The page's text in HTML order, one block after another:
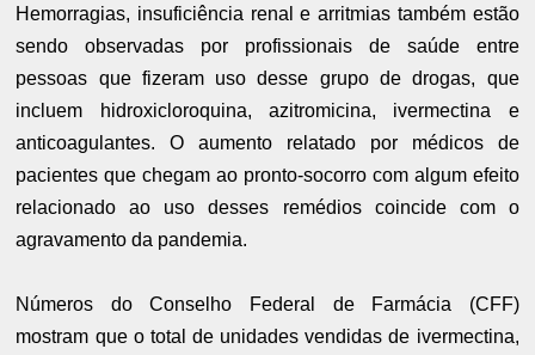
Hemorragias, insuficiência renal e arritmias também estão
sendo observadas por profissionais de saúde entre
pessoas que fizeram uso desse grupo de drogas, que
incluem hidroxicloroquina, azitromicina, ivermectina e
anticoagulantes. O aumento relatado por médicos de
pacientes que chegam ao pronto-socorro com algum efeito
relacionado ao uso desses remédios coincide com o
agravamento da pandemia.
Números do Conselho Federal de Farmácia (CFF)
mostram que o total de unidades vendidas de ivermectina,